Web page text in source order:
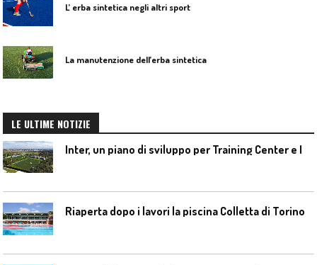
L’ erba sintetica negli altri sport
La manutenzione dell’erba sintetica
LE ULTIME NOTIZIE
Riaperta dopo i lavori la piscina Colletta di Torino